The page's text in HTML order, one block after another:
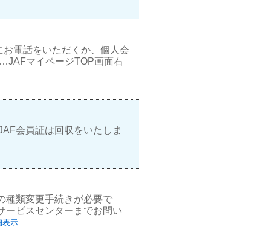
電話をいただくか、個人会
マイページTOP画面右
会員証は回収をいたしま
種類変更手続きが必要で
ービスセンターまでお問い
表示